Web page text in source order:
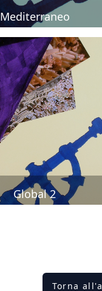
Mediterraneo
Global 2
Torna